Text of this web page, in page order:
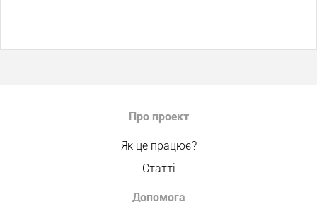
Про проект
Як це працює?
Статті
Допомога